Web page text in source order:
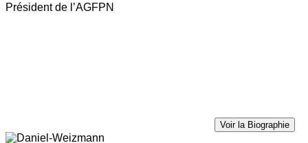
Président de l’AGFPN
Voir la Biographie